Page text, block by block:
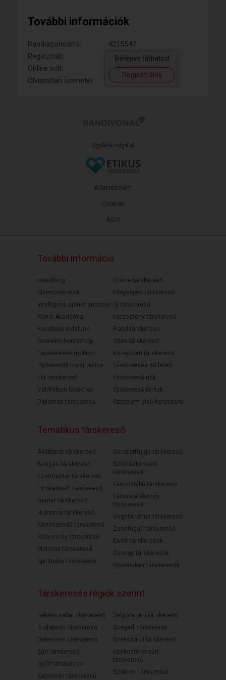
További információk
Randiazonosító:
4215547
Regisztrált:
Online volt:
Olvasatlan üzenetei:
Belépve láthatod
Regisztrálok
Ügyfélszolgálat
ÁSZF
Adatvédelem
Cookiek
További információ
Randiblog
Sikertörténetek
Intelligens ajánlórendszer
Randi Akadémia
Facebook oldalunk
Szerelmi horoszkóp
Társkeresés mobilon
Párkeresők most online
Elit társkereső
Válófélben lévőknek
Diplomás társkereső
Online társkereső
Fényképes társkereső
Új társkereső
Keresztény társkereső
Fiatal társkereső
30as társkereső
Középkorú társkereső
Társkeresés 50 felett
Társkereső nők
Társkereső férfiak
Szerelem első keresésre
Tematikus társkereső
Állatbarát társkereső
Bringás társkereső
Ezermester társkereső
Filmkedvelő társkereső
Gamer társkereső
Humoros társkereső
Kertészkedő társkereső
Könyvmoly társkereső
Motoros társkereső
Spirituális társkereső
Sorozatfüggő társkereső
Színházkedvelő
társkereső
Táncoslábú társkereső
Társasjátékozós
társkereső
Vegetáriánus társkereső
Zenefüggő társkereső
Elvált társkeresők
Özvegy társkeresők
Gyermekes társkeresők
Társkeresés régiók szerint
Békéscsabai társkereső
Budapesti társkereső
Debreceni társkereső
Egri társkereső
Győri társkereső
Kaposvári társkereső
Salgótarjáni társkereső
Szegedi társkereső
Szekszárdi társkereső
Székesfehérvári
társkereső
Szolnoki társkereső